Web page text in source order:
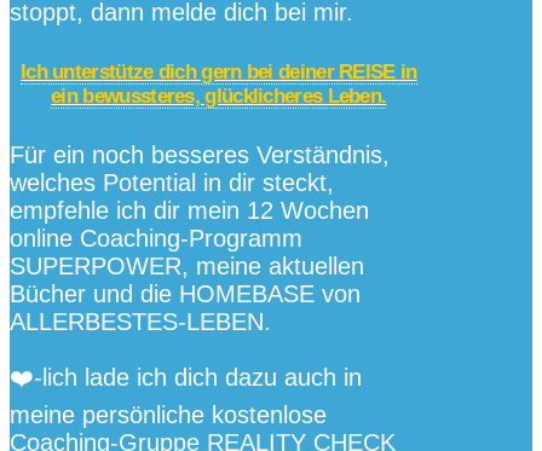
stoppt, dann melde dich bei mir.
Ich unterstütze dich gern bei deiner REISE in
ein bewussteres, glücklicheres Leben.
Für ein noch besseres Verständnis,
welches Potential in dir steckt,
empfehle ich dir mein 12 Wochen
online Coaching-Programm
SUPERPOWER, meine aktuellen
Bücher und die HOMEBASE von
ALLERBESTES-LEBEN.
❤️️-lich lade ich dich dazu auch in
meine persönliche kostenlose
Coaching-Gruppe REALITY CHECK